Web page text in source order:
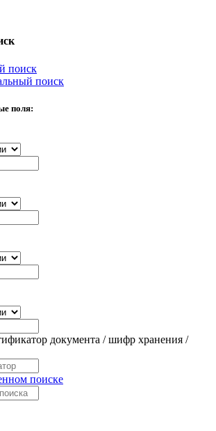
поиск
поиск
поля:
документа / шифр хранения /
поиске